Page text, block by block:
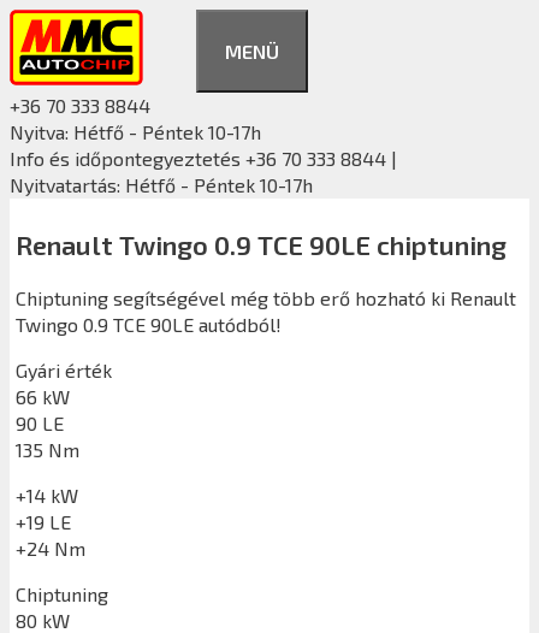
Kilépés
tartalomba
MENÜ
+36 70 333 8844
Nyitva: Hétfő - Péntek 10-17h
Info és időpontegyeztetés +36 70 333 8844 |
Nyitvatartás: Hétfő - Péntek 10-17h
Renault Twingo 0.9 TCE 90LE chiptuning
Chiptuning segítségével még több erő hozható ki Renault
Twingo 0.9 TCE 90LE autódból!
Gyári érték
66 kW
90 LE
135 Nm
+14 kW
+19 LE
+24 Nm
Chiptuning
80 kW